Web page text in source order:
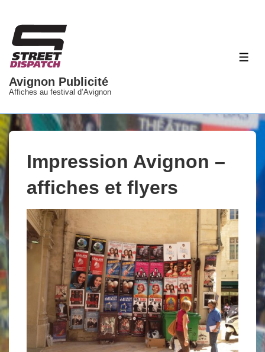
passer
contenu
Avignon Publicité
Affiches au festival d’Avignon
Impression Avignon –
affiches et flyers